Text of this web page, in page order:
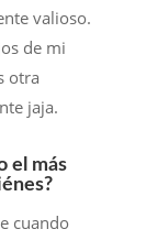
valioso.
de mi
otra
jaja.
el más
cuando